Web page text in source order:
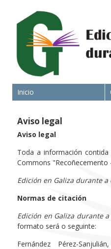
Inicio
Aviso legal
Aviso legal
Toda a información
Commons "Recoñecemento
Edición en Galiza durante
Normas de citación
Edición en Galiza durante
formato será o seguinte:
Fernández Pérez-